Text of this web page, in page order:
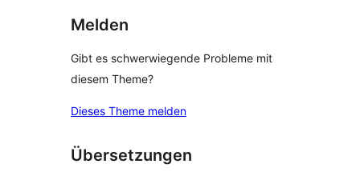
Melden
Gibt es schwerwiegende Probleme mit
diesem Theme?
Dieses Theme melden
Übersetzungen